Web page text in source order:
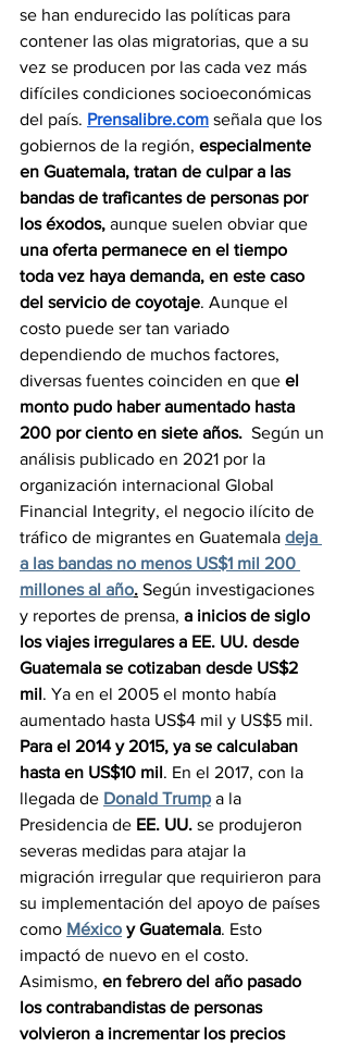
se han endurecido las políticas para
contener las olas migratorias, que a su
vez se producen por las cada vez más
difíciles condiciones socioeconómicas
del país. Prensalibre.com señala que los
gobiernos de la región, especialmente
en Guatemala, tratan de culpar a las
bandas de traficantes de personas por
los éxodos, aunque suelen obviar que
una oferta permanece en el tiempo
toda vez haya demanda, en este caso
del servicio de coyotaje. Aunque el
costo puede ser tan variado
dependiendo de muchos factores,
diversas fuentes coinciden en que el
monto pudo haber aumentado hasta
200 por ciento en siete años. Según un
análisis publicado en 2021 por la
organización internacional Global
Financial Integrity, el negocio ilícito de
tráfico de migrantes en Guatemala deja
a las bandas no menos US$1 mil 200
millones al año. Según investigaciones
y reportes de prensa, a inicios de siglo
los viajes irregulares a EE. UU. desde
Guatemala se cotizaban desde US$2
mil. Ya en el 2005 el monto había
aumentado hasta US$4 mil y US$5 mil.
Para el 2014 y 2015, ya se calculaban
hasta en US$10 mil. En el 2017, con la
llegada de Donald Trump a la
Presidencia de EE. UU. se produjeron
severas medidas para atajar la
migración irregular que requirieron para
su implementación del apoyo de países
como México y Guatemala. Esto
impactó de nuevo en el costo.
Asimismo, en febrero del año pasado
los contrabandistas de personas
volvieron a incrementar los precios